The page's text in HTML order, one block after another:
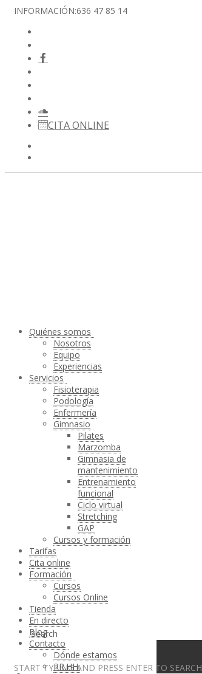
INFORMACIÓN:636 47 85 14
CITA ONLINE
Search
START TYPING AND PRESS ENTER TO SEARCH
Quiénes somos
Nosotros
Equipo
Experiencias
Servicios
Fisioterapia
Podología
Enfermería
Gimnasio
Pilates
Marzomba
Gimnasia de
mantenimiento
Entrenamiento
funcional
Ciclo virtual
Stretching
GAP
Cursos y formación
Tarifas
Cita online
Formación
Cursos
Cursos Online
Tienda
En directo
Blog
Contacto
Dónde estamos
RR.HH.